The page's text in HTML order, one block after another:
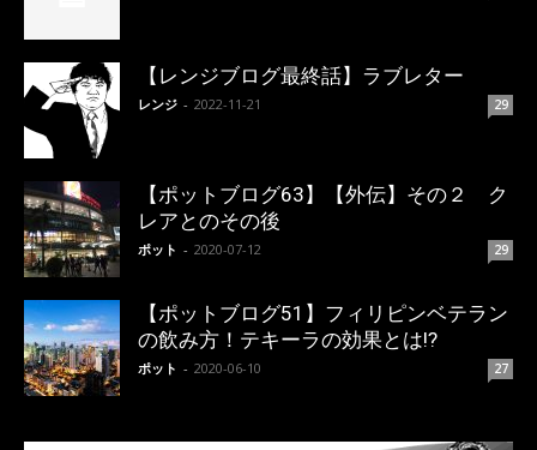
【レンジブログ最終話】ラブレター
レンジ - 2022-11-21 29
【ポットブログ63】【外伝】その２ ク
レアとのその後
ポット - 2020-07-12 29
【ポットブログ51】フィリピンベテラン
の飲み方！テキーラの効果とは!?
ポット - 2020-06-10 27